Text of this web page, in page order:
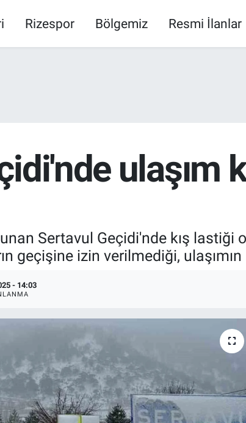
Rizespor Bölgemiz Resmi İlanlar
ulaşım
Sertavul Geçidi'nde kış lastiği
geçişine izin verilmediği,
- 14:03